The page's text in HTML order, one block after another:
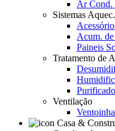
Ar Cond.
Sistemas
Acum.
Paineis
Tratamento de
Ventilação